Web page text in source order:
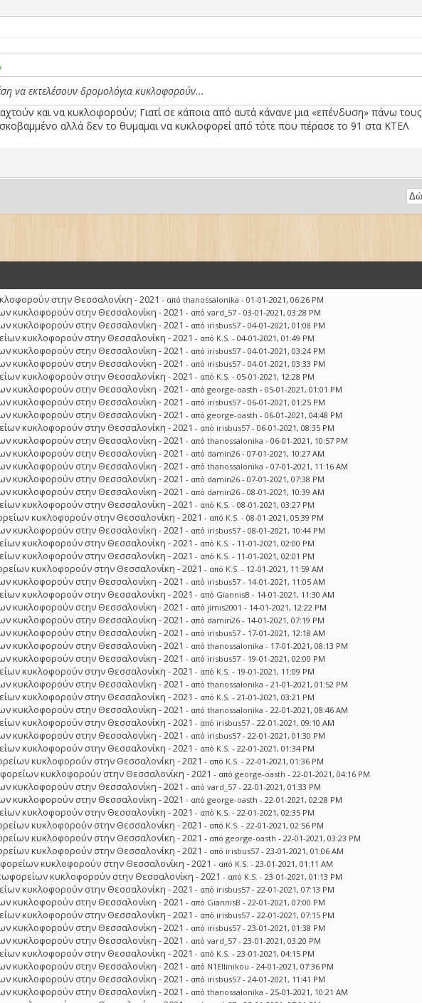
να εκτελέσουν δρομολόγια κυκλοφορούν...
και να κυκλοφορούν; Γιατί σε κάποια από αυτά κάνανε μια «επένδυση» πάνω τους
αλλά δεν το θυμαμαι να κυκλοφορεί από τότε που πέρασε το 91 στα ΚΤΕΛ
στην Θεσσαλονίκη - 2021 - απόthanossalonika - 01-01-2021, 06:26 PM
κυκλοφορούν στην Θεσσαλονίκη - 2021 - απόvard_57 - 03-01-2021, 03:28 PM
κυκλοφορούν στην Θεσσαλονίκη - 2021 - από irisbus57 - 04-01-2021, 01:08 PM
κυκλοφορούν στην Θεσσαλονίκη - 2021 - από K.S. - 04-01-2021, 01:49 PM
κυκλοφορούν στην Θεσσαλονίκη - 2021 - από irisbus57 - 04-01-2021, 03:24 PM
κυκλοφορούν στην Θεσσαλονίκη - 2021 - από irisbus57 - 04-01-2021, 03:33 PM
κυκλοφορούν στην Θεσσαλονίκη - 2021 - από K.S. - 05-01-2021, 12:28 PM
κυκλοφορούν στην Θεσσαλονίκη - 2021 - απόgeorge-oasth - 05-01-2021, 01:01 PM
κυκλοφορούν στην Θεσσαλονίκη - 2021 - από irisbus57 - 06-01-2021, 01:25 PM
κυκλοφορούν στην Θεσσαλονίκη - 2021 - απόgeorge-oasth - 06-01-2021, 04:48 PM
κυκλοφορούν στην Θεσσαλονίκη - 2021 - από irisbus57 - 06-01-2021, 08:35 PM
κυκλοφορούν στην Θεσσαλονίκη - 2021 - απόthanossalonika - 06-01-2021, 10:57 PM
κυκλοφορούν στην Θεσσαλονίκη - 2021 - από damin26 - 07-01-2021, 10:27 AM
κυκλοφορούν στην Θεσσαλονίκη - 2021 - απόthanossalonika - 07-01-2021, 11:16 AM
κυκλοφορούν στην Θεσσαλονίκη - 2021 - από damin26 - 07-01-2021, 07:38 PM
κυκλοφορούν στην Θεσσαλονίκη - 2021 - από damin26 - 08-01-2021, 10:39 AM
κυκλοφορούν στην Θεσσαλονίκη - 2021 - από K.S. - 08-01-2021, 03:27 PM
κυκλοφορούν στην Θεσσαλονίκη - 2021 - από K.S. - 08-01-2021, 05:39 PM
κυκλοφορούν στην Θεσσαλονίκη - 2021 - από irisbus57 - 08-01-2021, 10:44 PM
κυκλοφορούν στην Θεσσαλονίκη - 2021 - από K.S. - 11-01-2021, 02:00 PM
κυκλοφορούν στην Θεσσαλονίκη - 2021 - από K.S. - 11-01-2021, 02:01 PM
κυκλοφορούν στην Θεσσαλονίκη - 2021 - από K.S. - 12-01-2021, 11:59 AM
κυκλοφορούν στην Θεσσαλονίκη - 2021 - από irisbus57 - 14-01-2021, 11:05 AM
κυκλοφορούν στην Θεσσαλονίκη - 2021 - από GiannisB - 14-01-2021, 11:30 AM
κυκλοφορούν στην Θεσσαλονίκη - 2021 - από jimis2001 - 14-01-2021, 12:22 PM
κυκλοφορούν στην Θεσσαλονίκη - 2021 - από damin26 - 14-01-2021, 07:19 PM
κυκλοφορούν στην Θεσσαλονίκη - 2021 - από irisbus57 - 17-01-2021, 12:18 AM
κυκλοφορούν στην Θεσσαλονίκη - 2021 - απόthanossalonika - 17-01-2021, 08:13 PM
κυκλοφορούν στην Θεσσαλονίκη - 2021 - από irisbus57 - 19-01-2021, 02:00 PM
κυκλοφορούν στην Θεσσαλονίκη - 2021 - από K.S. - 19-01-2021, 11:09 PM
κυκλοφορούν στην Θεσσαλονίκη - 2021 - απόthanossalonika - 21-01-2021, 01:52 PM
κυκλοφορούν στην Θεσσαλονίκη - 2021 - από K.S. - 21-01-2021, 03:21 PM
κυκλοφορούν στην Θεσσαλονίκη - 2021 - απόthanossalonika - 22-01-2021, 08:46 AM
κυκλοφορούν στην Θεσσαλονίκη - 2021 - από irisbus57 - 22-01-2021, 09:10 AM
κυκλοφορούν στην Θεσσαλονίκη - 2021 - από irisbus57 - 22-01-2021, 01:30 PM
κυκλοφορούν στην Θεσσαλονίκη - 2021 - από K.S. - 22-01-2021, 01:34 PM
κυκλοφορούν στην Θεσσαλονίκη - 2021 - από K.S. - 22-01-2021, 01:36 PM
κυκλοφορούν στην Θεσσαλονίκη - 2021 - απόgeorge-oasth - 22-01-2021, 04:16 PM
κυκλοφορούν στην Θεσσαλονίκη - 2021 - απόvard_57 - 22-01-2021, 01:33 PM
κυκλοφορούν στην Θεσσαλονίκη - 2021 - απόgeorge-oasth - 22-01-2021, 02:28 PM
κυκλοφορούν στην Θεσσαλονίκη - 2021 - από K.S. - 22-01-2021, 02:35 PM
κυκλοφορούν στην Θεσσαλονίκη - 2021 - από K.S. - 22-01-2021, 02:56 PM
κυκλοφορούν στην Θεσσαλονίκη - 2021 - απόgeorge-oasth - 22-01-2021, 03:23 PM
κυκλοφορούν στην Θεσσαλονίκη - 2021 - από irisbus57 - 23-01-2021, 01:06 AM
κυκλοφορούν στην Θεσσαλονίκη - 2021 - από K.S. - 23-01-2021, 01:11 AM
κυκλοφορούν στην Θεσσαλονίκη - 2021 - από K.S. - 23-01-2021, 01:13 PM
κυκλοφορούν στην Θεσσαλονίκη - 2021 - από irisbus57 - 22-01-2021, 07:13 PM
κυκλοφορούν στην Θεσσαλονίκη - 2021 - από GiannisB - 22-01-2021, 07:00 PM
κυκλοφορούν στην Θεσσαλονίκη - 2021 - από irisbus57 - 22-01-2021, 07:15 PM
κυκλοφορούν στην Θεσσαλονίκη - 2021 - από irisbus57 - 23-01-2021, 01:38 PM
κυκλοφορούν στην Θεσσαλονίκη - 2021 - απόvard_57 - 23-01-2021, 03:20 PM
κυκλοφορούν στην Θεσσαλονίκη - 2021 - από K.S. - 23-01-2021, 04:15 PM
κυκλοφορούν στην Θεσσαλονίκη - 2021 - από N1Ellinikou - 24-01-2021, 07:36 PM
κυκλοφορούν στην Θεσσαλονίκη - 2021 - από irisbus57 - 24-01-2021, 11:41 PM
κυκλοφορούν στην Θεσσαλονίκη - 2021 - απόthanossalonika - 25-01-2021, 10:21 AM